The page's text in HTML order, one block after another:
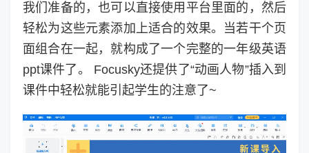
我们准备的，也可以直接使用平台里面的，然后
轻松为这些元素添加上适合的效果。当若干个页
面组合在一起，就构成了一个完整的一年级英语
ppt课件了。 Focusky还提供了“动画人物”插入到
课件中轻松就能引起学生的注意了~